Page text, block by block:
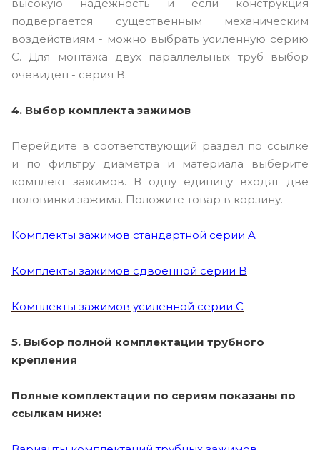
высокую надежность и если конструкция
подвергается существенным механическим
воздействиям - можно выбрать усиленную серию
C. Для монтажа двух параллельных труб выбор
очевиден - серия B.
4. Выбор комплекта зажимов
Перейдите в соответствующий раздел по ссылке
и по фильтру диаметра и материала выберите
комплект зажимов. В одну единицу входят две
половинки зажима. Положите товар в корзину.
Комплекты зажимов стандартной серии A
Комплекты зажимов сдвоенной серии B
Комплекты зажимов усиленной серии C
5. Выбор полной комплектации трубного
крепления
Полные комплектации по сериям показаны по
ссылкам ниже: